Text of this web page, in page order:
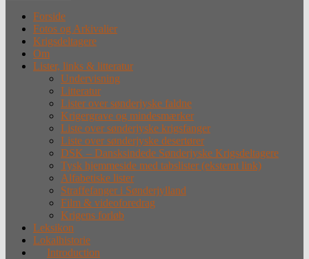
Forside
Fotos og Arkivalier
Krigsdeltagere
Om
Lister, links & litteratur
Undervisning
Litteratur
Lister over sønderjyske faldne
Krigergrave og mindesmærker
Liste over sønderjyske krigsfanger
Liste over sønderjyske desertører
DSK – Dansksindede Sønderjyske Krigsdeltagere
Tysk hjemmeside med tabslister (eksternt link)
Alfabetiske lister
Straffefanger i Sønderjylland
Film & videoforedrag
Krigens forløb
Leksikon
Lokalhistorie
Introduction